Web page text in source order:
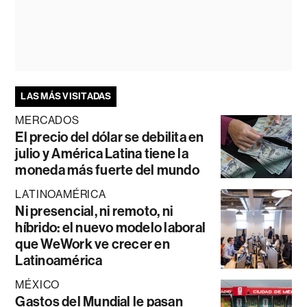
LAS MÁS VISITADAS
MERCADOS
El precio del dólar se debilita en
julio y América Latina tiene la
moneda más fuerte del mundo
LATINOAMÉRICA
Ni presencial, ni remoto, ni
híbrido: el nuevo modelo laboral
que WeWork ve crecer en
Latinoamérica
MÉXICO
Gastos del Mundial le pasan